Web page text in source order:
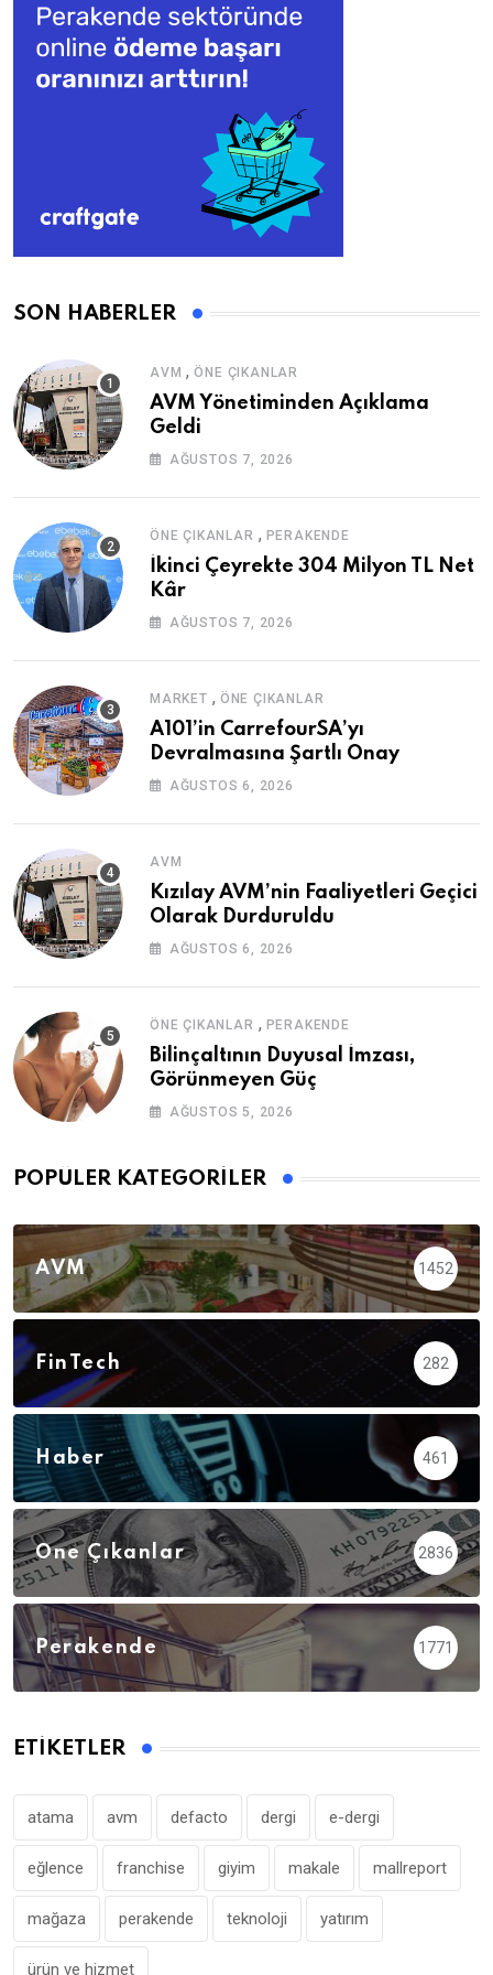
SON HABERLER
AVM ,ÖNE ÇIKANLAR
AVM Yönetiminden Açıklama
Geldi
AĞUSTOS 7, 2026
ÖNE ÇIKANLAR , PERAKENDE
İkinci Çeyrekte 304 Milyon TL Net
Kâr
AĞUSTOS 7, 2026
MARKET , ÖNE ÇIKANLAR
A101’in CarrefourSA’yı
Devralmasına Şartlı Onay
AĞUSTOS 6, 2026
AVM
Kızılay AVM’nin Faaliyetleri Geçici
Olarak Durduruldu
AĞUSTOS 6, 2026
ÖNE ÇIKANLAR , PERAKENDE
Bilinçaltının Duyusal İmzası,
Görünmeyen Güç
AĞUSTOS 5, 2026
POPÜLER KATEGORILER
AVM 1452
FinTech 282
Haber 461
Öne Çıkanlar 2836
Perakende 1771
ETIKETLER
atama avm defacto dergi e-dergi
eğlence franchise giyim makale mallreport
mağaza perakende teknoloji yatırım
ürün ve hizmet